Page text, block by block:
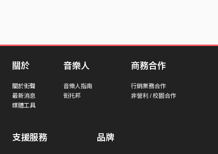
關於
關於街聲
最新消息
媒體工具
音樂人
音樂人指南
街托邦
商務合作
行銷業務合作
非營利 / 校園合作
支援服務 品牌